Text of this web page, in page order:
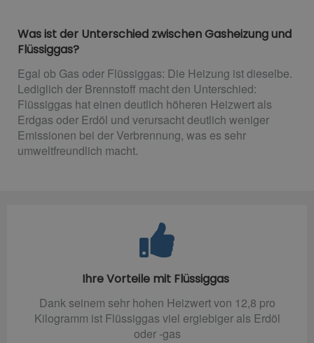
Was ist der Unterschied zwischen Gasheizung und
Flüssiggas?
Egal ob Gas oder Flüssiggas: Die Heizung ist dieselbe.
Lediglich der Brennstoff macht den Unterschied:
Flüssiggas hat einen deutlich höheren Heizwert als
Erdgas oder Erdöl und verursacht deutlich weniger
Emissionen bei der Verbrennung, was es sehr
umweltfreundlich macht.
Ihre Vorteile mit Flüssiggas
Dank seinem sehr hohen Heizwert von 12,8 pro
Kilogramm ist Flüssiggas viel ergiebiger als Erdöl
oder -gas